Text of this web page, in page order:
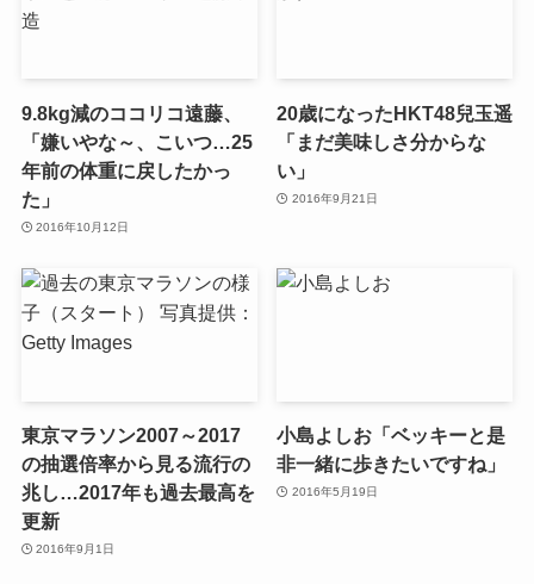
9.8kg減のココリコ遠藤、
「嫌いやな～、こいつ…25
年前の体重に戻したかっ
た」
2016年10月12日
20歳になったHKT48兒玉遥
「まだ美味しさ分からな
い」
2016年9月21日
東京マラソン2007～2017
の抽選倍率から見る流行の
兆し…2017年も過去最高を
更新
2016年9月1日
小島よしお「ベッキーと是
非一緒に歩きたいですね」
2016年5月19日